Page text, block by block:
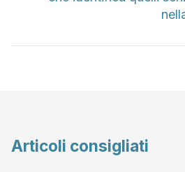
Articoli consigliati